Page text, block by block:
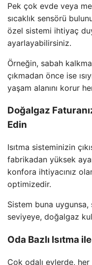
Pek çok evde veya
sıcaklık sensörü
özel sistemi ihtiyaç
ayarlayabilirsiniz.
Örneğin, sabah
çıkmadan önce ise
yaşam alanını korur
Doğalgaz
Edin
Isıtma sisteminizin
fabrikadan yüksek
konfora ihtiyacınız
optimizedir.
Sistem buna uygunsa,
seviyeye, doğalgaz
Oda Bazlı Isıtma
Çok odalı evlerde,